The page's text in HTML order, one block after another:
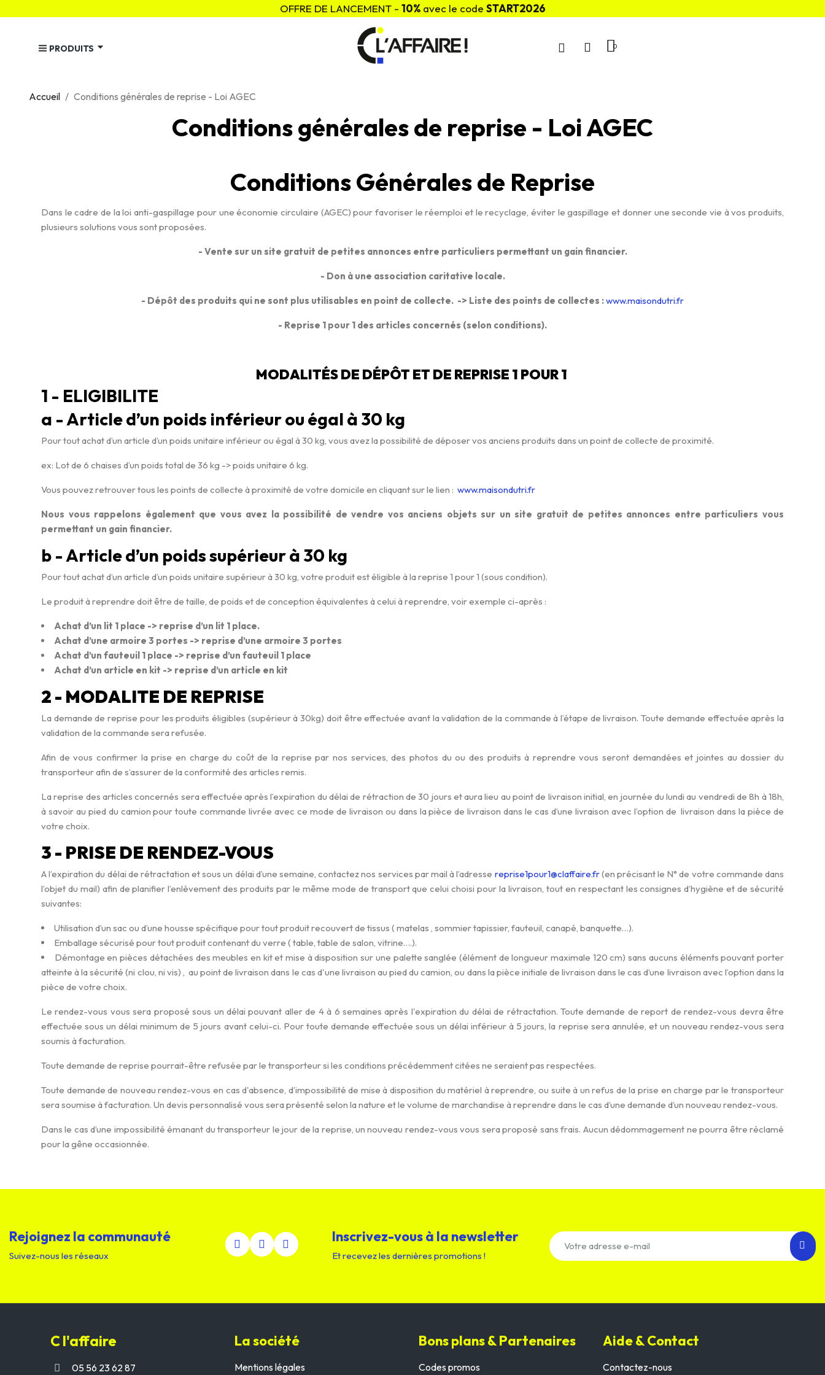
OFFRE DE LANCEMENT - 10%avec le code START2026
PRODUITS
Accueil Conditions générales de reprise - Loi AGEC
Conditions générales de reprise - Loi AGEC
Conditions Générales de Reprise
Dans le cadre de la loi anti-gaspillage pour une économie circulaire (AGEC) pour favoriser le réemploi et le recyclage, éviter le gaspillage et donner une seconde vie à vos produits,
plusieurs solutions vous sont proposées.
- Vente sur un site gratuit de petites annonces entre particuliers permettant un gain financier.
- Don à une association caritative locale.
- Dépôt des produits qui ne sont plus utilisables en point de collecte. -> Liste des points de collectes :www.maisondutri.fr
- Reprise 1 pour 1 des articles concernés (selon conditions).
MODALITÉS DE DÉPÔT ET DE REPRISE 1 POUR 1
1 - ELIGIBILITE
a - Article d’un poids inférieur ou égal à 30 kg
Pour tout achat d’un article d’un poids unitaire inférieur ou égal à 30 kg, vous avez la possibilité de déposer vos anciens produits dans un point de collecte de proximité.
ex: Lot de 6 chaises d’un poids total de 36 kg -> poids unitaire 6 kg.
Vous pouvez retrouver tous les points de collecte à proximité de votre domicile en cliquant sur le lien : www.maisondutri.fr
Nous vous rappelons également que vous avez la possibilité de vendre vos anciens objets sur un site gratuit de petites annonces entre particuliers vous
permettant un gain financier.
b - Article d’un poids supérieur à 30 kg
Pour tout achat d’un article d’un poids unitaire supérieur à 30 kg, votre produit est éligible à la reprise 1 pour 1 (sous condition).
Le produit à reprendre doit être de taille, de poids et de conception équivalentes à celui à reprendre, voir exemple ci-après :
Achat d’un lit 1 place -> reprise d’un lit 1 place.
Achat d’une armoire 3 portes -> reprise d’une armoire 3 portes
Achat d’un fauteuil 1 place -> reprise d’un fauteuil 1 place
Achat d’un article en kit -> reprise d’un article en kit
2 - MODALITE DE REPRISE
La demande de reprise pour les produits éligibles (supérieur à 30kg) doit être effectuée avant la validation de la commande à l’étape de livraison. Toute demande effectuée après la
validation de la commande sera refusée.
Afin de vous confirmer la prise en charge du coût de la reprise par nos services, des photos du ou des produits à reprendre vous seront demandées et jointes au dossier du
transporteur afin de s’assurer de la conformité des articles remis.
La reprise des articles concernés sera effectuée après l’expiration du délai de rétraction de 30 jours et aura lieu au point de livraison initial, en journée du lundi au vendredi de 8h à 18h,
à savoir au pied du camion pour toute commande livrée avec ce mode de livraison ou dans la pièce de livraison dans le cas d’une livraison avec l’option de livraison dans la pièce de
votre choix.
3 - PRISE DE RENDEZ-VOUS
A l’expiration du délai de rétractation et sous un délai d’une semaine, contactez nos services par mail à l’adresse reprise1pour1@claffaire.fr(en précisant le N° de votre commande dans
l’objet du mail) afin de planifier l’enlèvement des produits par le même mode de transport que celui choisi pour la livraison, tout en respectant les consignes d’hygiène et de sécurité
suivantes:
Utilisation d’un sac ou d’une housse spécifique pour tout produit recouvert de tissus ( matelas , sommier tapissier, fauteuil, canapé, banquette…).
Emballage sécurisé pour tout produit contenant du verre ( table, table de salon, vitrine….).
Démontage en pièces détachées des meubles en kit et mise à disposition sur une palette sanglée (élément de longueur maximale 120 cm) sans aucuns éléments pouvant porter
atteinte à la sécurité (ni clou, ni vis) , au point de livraison dans le cas d'une livraison au pied du camion, ou dans la pièce initiale de livraison dans le cas d’une livraison avec l’option dans la
pièce de votre choix.
Le rendez-vous vous sera proposé sous un délai pouvant aller de 4 à 6 semaines après l'expiration du délai de rétractation. Toute demande de report de rendez-vous devra être
effectuée sous un délai minimum de 5 jours avant celui-ci. Pour toute demande effectuée sous un délai inférieur à 5 jours, la reprise sera annulée, et un nouveau rendez-vous sera
soumis à facturation.
Toute demande de reprise pourrait-être refusée par le transporteur si les conditions précédemment citées ne seraient pas respectées.
Toute demande de nouveau rendez-vous en cas d'absence, d’impossibilité de mise à disposition du matériel à reprendre, ou suite à un refus de la prise en charge par le transporteur
sera soumise à facturation. Un devis personnalisé vous sera présenté selon la nature et le volume de marchandise à reprendre dans le cas d’une demande d’un nouveau rendez-vous.
Dans le cas d’une impossibilité émanant du transporteur le jour de la reprise, un nouveau rendez-vous vous sera proposé sans frais. Aucun dédommagement ne pourra être réclamé
pour la gêne occasionnée.
Rejoignez la communauté
Suivez-nous les réseaux
Inscrivez-vous à la newsletter
Et recevez les dernières promotions !
C l'affaire
05 56 23 62 87
La société
Mentions légales
Bons plans & Partenaires
Codes promos
Aide & Contact
Contactez-nous